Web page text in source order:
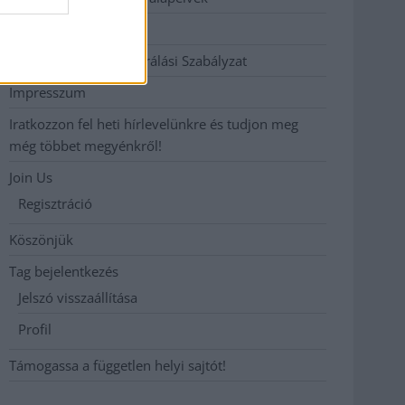
Hozzászólási és Moderálási Szabályzat
Impresszum
Iratkozzon fel heti hírlevelünkre és tudjon meg
még többet megyénkről!
Join Us
Regisztráció
Köszönjük
Tag bejelentkezés
Jelszó visszaállítása
Profil
Támogassa a független helyi sajtót!